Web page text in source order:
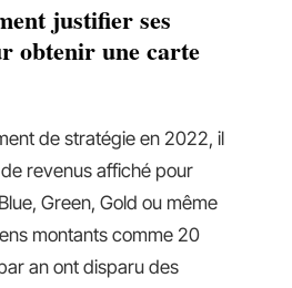
justifier ses
obtenir une carte
de stratégie en 2022, il
de revenus affiché pour
Green, Gold ou même
montants comme 20
an ont disparu des